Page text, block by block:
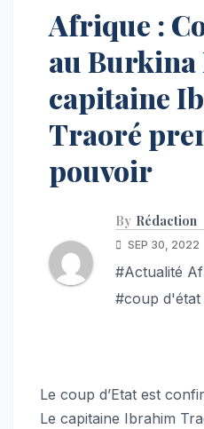
Afrique :
au Burkina
capitaine
Traoré
pouvoir
By Rédaction
SEP 30, 2022
#Actualité
#coup d'état
Le coup d’Etat est
Le capitaine Ibrahim